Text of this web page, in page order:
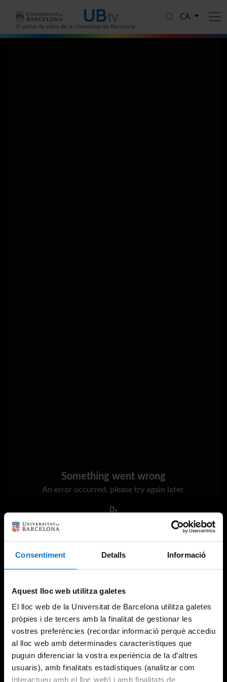
Consentiment Detalls Informació
Aquest lloc web utilitza galetes
El lloc web de la Universitat de Barcelona utilitza galetes
pròpies i de tercers amb la finalitat de gestionar les
vostres preferències (recordar informació perquè accediu
al lloc web amb determinades característiques que
puguin diferenciar la vostra experiència de la d’altres
usuaris), amb finalitats estadístiques (analitzar com
interactueu amb el lloc web) i amb finalitats de
El portal de vídeo de la Universitat de Barcelona
CA
Something went wrong
An error occurred, please try again later.